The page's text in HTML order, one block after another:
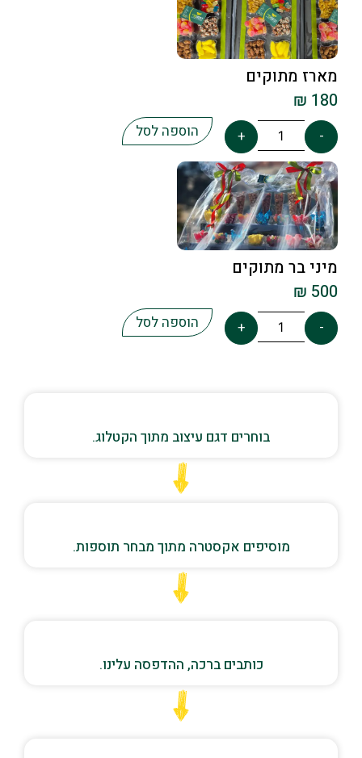
מארז מתוקים
180
₪
-
+ הוספה לסל
מיני בר מתוקים
500
₪
-
+ הוספה לסל
בוחרים דגם עיצוב מתוך הקטלוג.
מוסיפים אקסטרה מתוך מבחר תוספות.
כותבים ברכה, ההדפסה עלינו.